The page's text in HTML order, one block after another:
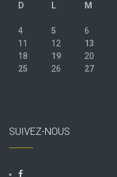
D
L M
4
5 6
11
12 13
18
19 20
25
26 27
SUIVEZ-NOUS